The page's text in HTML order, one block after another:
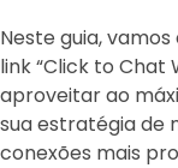
Neste guia,
link “Click to Chat
aproveitar ao
sua estratégia de
conexões mais